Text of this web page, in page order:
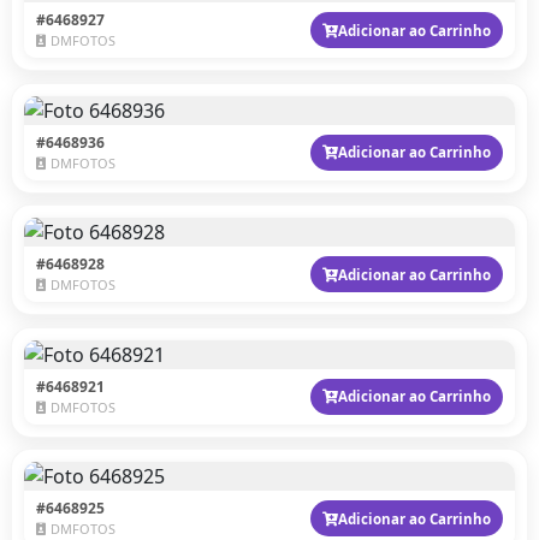
#6468927
DMFOTOS
Adicionar ao Carrinho
#6468936
DMFOTOS
Adicionar ao Carrinho
#6468928
DMFOTOS
Adicionar ao Carrinho
#6468921
DMFOTOS
Adicionar ao Carrinho
#6468925
DMFOTOS
Adicionar ao Carrinho